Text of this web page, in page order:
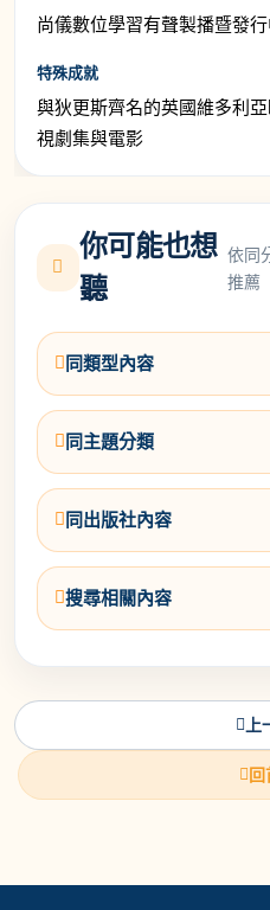
尚儀數位學習有聲製播暨發
特殊成就
與狄更斯齊名的英國維多利
視劇集與電影
你可能也想
聽
依同
推薦
同類型內容
同主題分類
同出版社內容
搜尋相關內容
回